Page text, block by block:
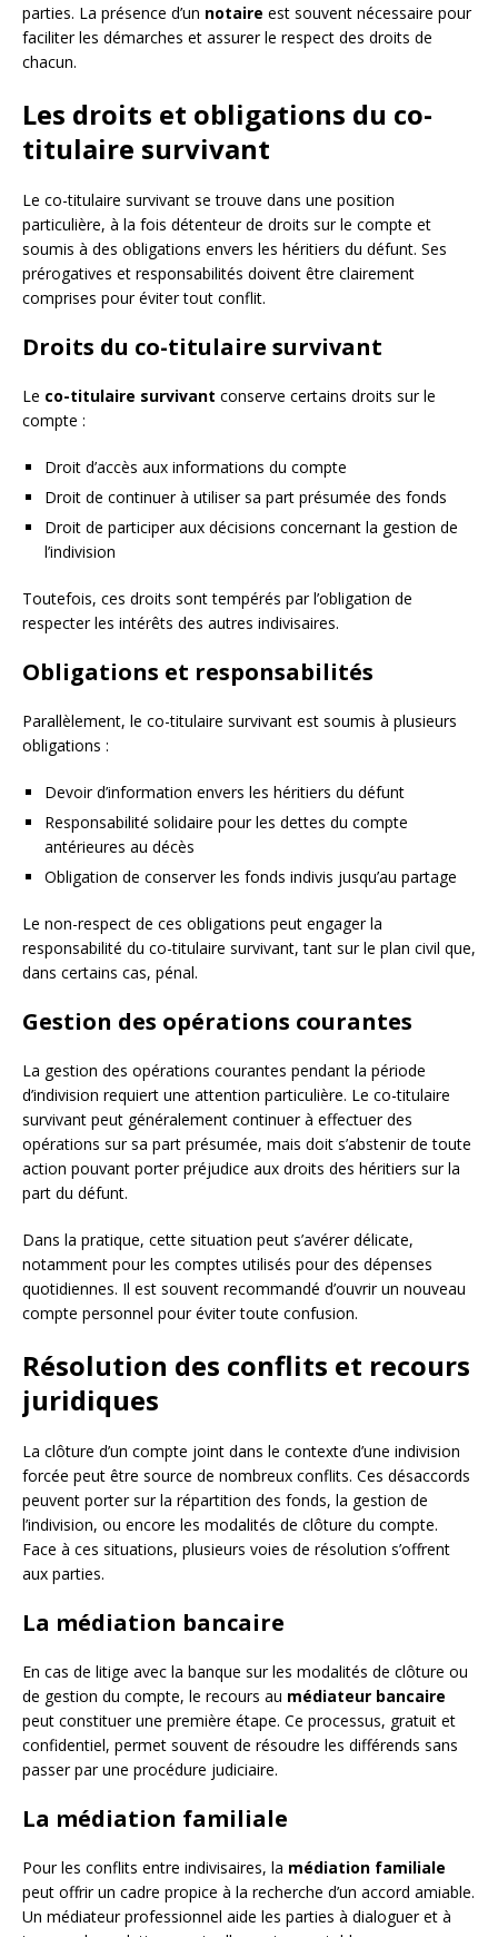
parties. La présence d’un notaire est souvent nécessaire pour
faciliter les démarches et assurer le respect des droits de
chacun.
Les droits et obligations du co-
titulaire survivant
Le co-titulaire survivant se trouve dans une position
particulière, à la fois détenteur de droits sur le compte et
soumis à des obligations envers les héritiers du défunt. Ses
prérogatives et responsabilités doivent être clairement
comprises pour éviter tout conflit.
Droits du co-titulaire survivant
Le co-titulaire survivant conserve certains droits sur le
compte :
Droit d’accès aux informations du compte
Droit de continuer à utiliser sa part présumée des fonds
Droit de participer aux décisions concernant la gestion de
l’indivision
Toutefois, ces droits sont tempérés par l’obligation de
respecter les intérêts des autres indivisaires.
Obligations et responsabilités
Parallèlement, le co-titulaire survivant est soumis à plusieurs
obligations :
Devoir d’information envers les héritiers du défunt
Responsabilité solidaire pour les dettes du compte
antérieures au décès
Obligation de conserver les fonds indivis jusqu’au partage
Le non-respect de ces obligations peut engager la
responsabilité du co-titulaire survivant, tant sur le plan civil que,
dans certains cas, pénal.
Gestion des opérations courantes
La gestion des opérations courantes pendant la période
d’indivision requiert une attention particulière. Le co-titulaire
survivant peut généralement continuer à effectuer des
opérations sur sa part présumée, mais doit s’abstenir de toute
action pouvant porter préjudice aux droits des héritiers sur la
part du défunt.
Dans la pratique, cette situation peut s’avérer délicate,
notamment pour les comptes utilisés pour des dépenses
quotidiennes. Il est souvent recommandé d’ouvrir un nouveau
compte personnel pour éviter toute confusion.
Résolution des conflits et recours
juridiques
La clôture d’un compte joint dans le contexte d’une indivision
forcée peut être source de nombreux conflits. Ces désaccords
peuvent porter sur la répartition des fonds, la gestion de
l’indivision, ou encore les modalités de clôture du compte.
Face à ces situations, plusieurs voies de résolution s’offrent
aux parties.
La médiation bancaire
En cas de litige avec la banque sur les modalités de clôture ou
de gestion du compte, le recours au médiateur bancaire
peut constituer une première étape. Ce processus, gratuit et
confidentiel, permet souvent de résoudre les différends sans
passer par une procédure judiciaire.
La médiation familiale
Pour les conflits entre indivisaires, la médiation familiale
peut offrir un cadre propice à la recherche d’un accord amiable.
Un médiateur professionnel aide les parties à dialoguer et à